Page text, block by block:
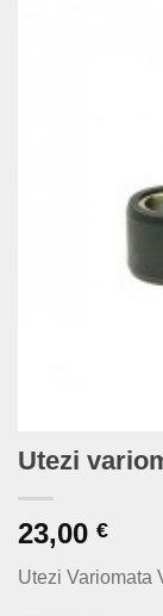
Utezi
23,00 €
Utezi Variomata